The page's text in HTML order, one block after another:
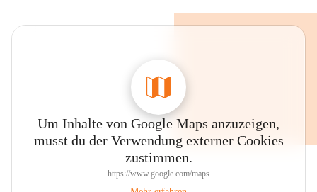
Um Inhalte von Google Maps anzuzeigen,
musst du der Verwendung externer Cookies
zustimmen.
https://www.google.com/maps